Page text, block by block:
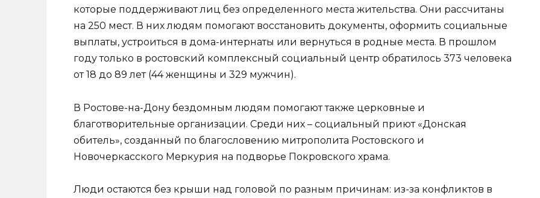
которые поддерживают лиц без определенного места жительства. Они рассчитаны
на 250 мест. В них людям помогают восстановить документы, оформить социальные
выплаты, устроиться в дома-интернаты или вернуться в родные места. В прошлом
году только в ростовский комплексный социальный центр обратилось 373 человека
от 18 до 89 лет (44 женщины и 329 мужчин).
В Ростове-на-Дону бездомным людям помогают также церковные и
благотворительные организации. Среди них – социальный приют «Донская
обитель», созданный по благословению митрополита Ростовского и
Новочеркасского Меркурия на подворье Покровского храма.
Люди остаются без крыши над головой по разным причинам: из-за конфликтов в